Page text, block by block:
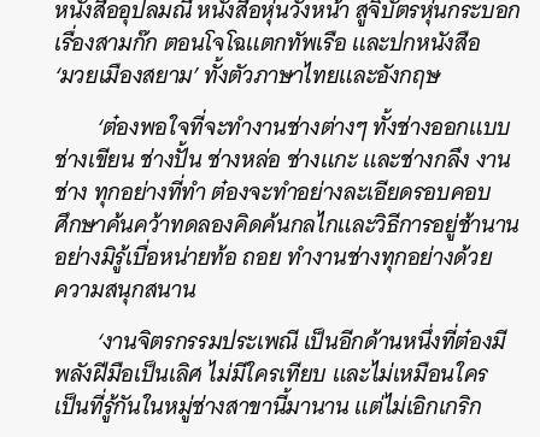
หนังสืออุปลมณี หนังสือหุ่นวังหน้า สูจิบัตรหุ่นกระบอก
เรื่องสามก๊ก ตอนโจโฉแตกทัพเรือ และปกหนังสือ
‘มวยเมืองสยาม’ ทั้งตัวภาษาไทยและอังกฤษ
‘ต๋องพอใจที่จะทำงานช่างต่างๆ ทั้งช่างออกแบบ
ช่างเขียน ช่างปั้น ช่างหล่อ ช่างแกะ และช่างกลึง งาน
ช่าง ทุกอย่างที่ทำ ต๋องจะทำอย่างละเอียดรอบคอบ
ศึกษาค้นคว้าทดลองคิดค้นกลไกและวิธีการอยู่ช้านาน
อย่างมิรู้เบื่อหน่ายท้อ ถอย ทำงานช่างทุกอย่างด้วย
ความสนุกสนาน
‘งานจิตรกรรมประเพณี เป็นอีกด้านหนึ่งที่ต๋องมี
พลังฝีมือเป็นเลิศ ไม่มีใครเทียบ และไม่เหมือนใคร
เป็นที่รู้กันในหมู่ช่างสาขานี้มานาน แต่ไม่เอิกเกริก